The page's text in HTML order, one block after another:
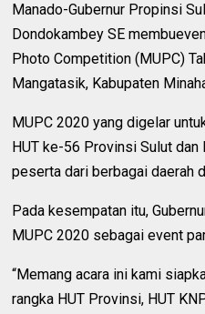
Manado-Gubernur Propinsi
Dondokambey SE
Photo Competition (MUPC)
Mangatasik, Kabupaten
MUPC 2020 yang digelar
HUT ke-56 Provinsi Sulut
peserta dari berbagai daerah
Pada kesempatan itu,
MUPC 2020 sebagai event
“Memang acara ini kami
rangka HUT Provinsi, HUT